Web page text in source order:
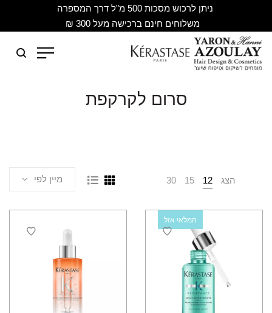
ניתן לרכוש מסכות 500 מ"ל דרך המספרה
משלוחים חינם ברכישה מעל 300 ₪
סרום לקרקפת
הצג 12
15
30 מיין לפי
המלאי אזל